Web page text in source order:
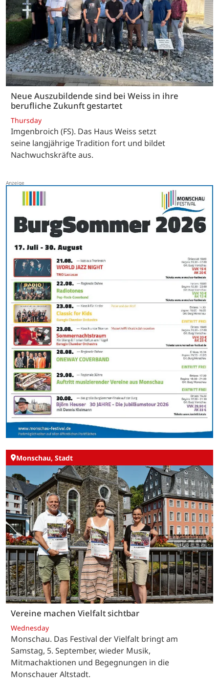
Neue Auszubildende sind bei Weiss in ihre
berufliche Zukunft gestartet
Thursday
Imgenbroich (FS). Das Haus Weiss setzt
seine langjährige Tradition fort und bildet
Nachwuchskräfte aus.
Monschau, Stadt
Vereine machen Vielfalt sichtbar
Wednesday
Monschau. Das Festival der Vielfalt bringt am
Samstag, 5. September, wieder Musik,
Mitmachaktionen und Begegnungen in die
Monschauer Altstadt.